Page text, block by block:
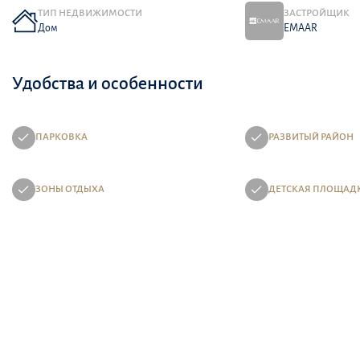
ТИП НЕДВИЖИМОСТИ
Дом
ЗАСТРОЙЩИК
EMAAR
Удобства и особенности
ПАРКОВКА РАЗВИТЫЙ РАЙОН
ЗОНЫ ОТДЫХА ДЕТСКАЯ